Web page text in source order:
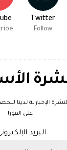
Twitter
Follow
الإخبارية لدينا
على الفور!
البريد